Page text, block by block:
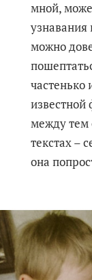
мной,
узнавания
можно
частенько
между тем
текстах –
она